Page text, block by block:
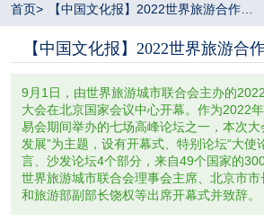
首页> 【中国文化报】2022世界旅游合作与发展大会开幕
【中国文化报】2022世界旅游合
9月1日，由世界旅游城市联合会主办的
大会在北京国家会议中心开幕。作为2022
易会期间举办的七场高峰论坛之一，本次大
发展”为主题，设有开幕式、特别论坛“大使
言、沙发论坛4个部分，来自49个国家的
世界旅游城市联合会理事会主席、北京市
和旅游部副部长饶权等出席开幕式并致辞。